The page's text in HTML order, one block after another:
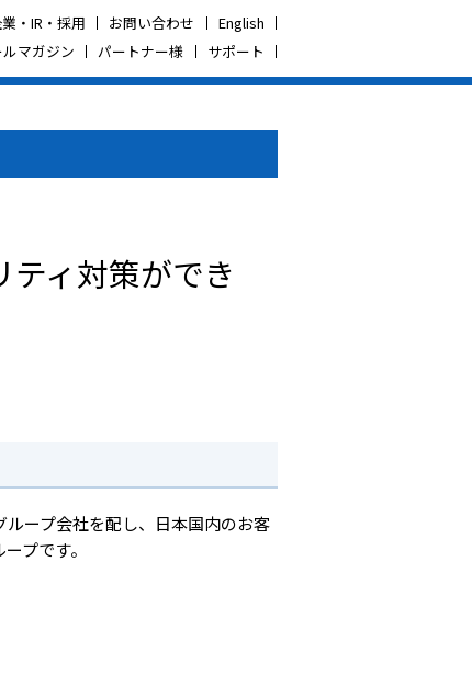
・IR・採用 お問い合わせ
English
マガジン パートナー様 サポート
ティ対策ができ
ープ会社を配し、日本国内のお客
プです。